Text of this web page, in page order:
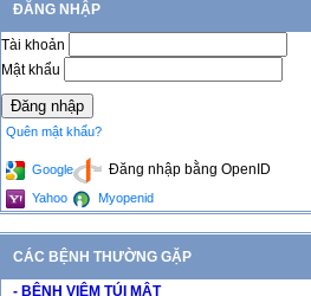
ĐĂNG NHẬP
Tài khoản
Mật khẩu
Quên mật khẩu?
Đăng nhập bằng OpenID
Google
Yahoo
Myopenid
CÁC BỆNH THƯỜNG GẶP
- BỆNH VIÊM TÚI MẬT